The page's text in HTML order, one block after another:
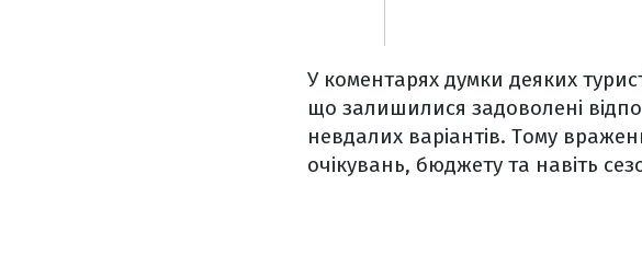
У коментарях думки деяких
що залишилися задоволені
невдалих варіантів. Тому
очікувань, бюджету та навіть